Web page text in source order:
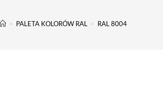
> PALETA KOLORÓW RAL > RAL 8004